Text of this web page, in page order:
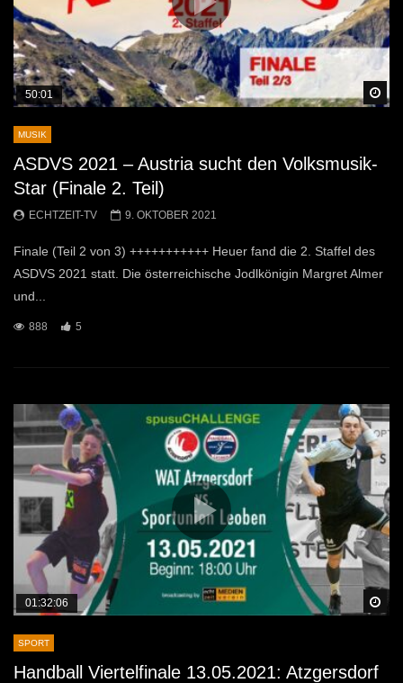
50:01
MUSIK
ASDVS 2021 – Austria sucht den Volksmusik-
Star (Finale 2. Teil)
ECHTZEIT-TV 9. OKTOBER 2021
Finale (Teil 2 von 3) +++++++++++ Heuer fand die 2. Staffel des
ASDVS 2021 statt. Die österreichische Jodlkönigin Margret Almer
und...
888 5
01:32:06
SPORT
Handball Viertelfinale 13.05.2021: Atzgersdorf